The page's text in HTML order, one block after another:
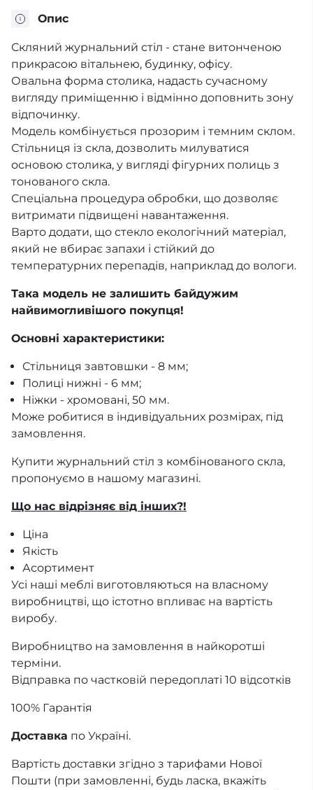
Опис
Скляний журнальний стіл - стане витонченою
прикрасою вітальнею, будинку, офісу.
Овальна форма столика, надасть сучасному
вигляду приміщенню і відмінно доповнить зону
відпочинку.
Модель комбінується прозорим і темним склом.
Стільниця із скла, дозволить милуватися
основою столика, у вигляді фігурних полиць з
тонованого скла.
Спеціальна процедура обробки, що дозволяє
витримати підвищені навантаження.
Варто додати, що стекло екологічний матеріал,
який не вбирає запахи і стійкий до
температурних перепадів, наприклад до вологи.
Така модель не залишить байдужим
найвимогливішого покупця!
Основні характеристики:
Стільниця завтовшки - 8 мм;
Полиці нижні - 6 мм;
Ніжки - хромовані, 50 мм.
Може робитися в індивідуальних розмірах, під
замовлення.
Купити журнальний стіл з комбінованого скла,
пропонуємо в нашому магазині.
Що нас відрізняє від інших?!
Ціна
Якість
Асортимент
Усі наші меблі виготовляються на власному
виробництві, що істотно впливає на вартість
виробу.
Виробництво на замовлення в найкоротші
терміни.
Відправка по частковій передоплаті 10 відсотків
100% Гарантія
Доставка по Україні.
Вартість доставки згідно з тарифами Нової
Пошти (при замовленні, будь ласка, вкажіть